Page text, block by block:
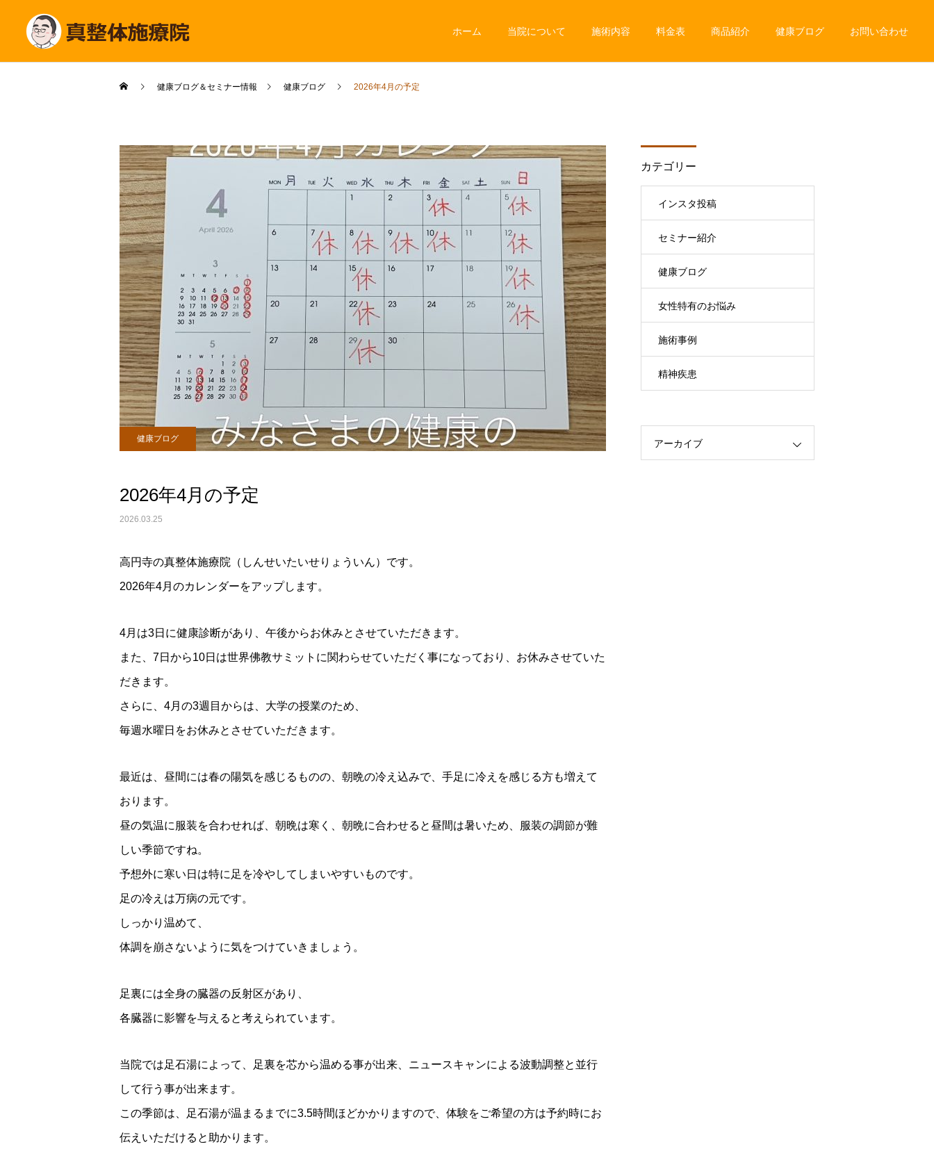
ホーム 当院について 施術内容 料金表 商品紹介 健康ブログ お問い合わせ
健康ブログ＆セミナー情報 健康ブログ 2026年4月の予定
健康ブログ
2026年4月の予定
2026.03.25
高円寺の真整体施療院（しんせいたいせりょういん）です。
2026年4月のカレンダーをアップします。
4月は3日に健康診断があり、午後からお休みとさせていただきます。
また、7日から10日は世界佛教サミットに関わらせていただく事になっており、お休みさせていた
だきます。
さらに、4月の3週目からは、大学の授業のため、
毎週水曜日をお休みとさせていただきます。
最近は、昼間には春の陽気を感じるものの、朝晩の冷え込みで、手足に冷えを感じる方も増えて
おります。
昼の気温に服装を合わせれば、朝晩は寒く、朝晩に合わせると昼間は暑いため、服装の調節が難
しい季節ですね。
予想外に寒い日は特に足を冷やしてしまいやすいものです。
足の冷えは万病の元です。
しっかり温めて、
体調を崩さないように気をつけていきましょう。
足裏には全身の臓器の反射区があり、
各臓器に影響を与えると考えられています。
当院では足石湯によって、足裏を芯から温める事が出来、ニュースキャンによる波動調整と並行
して行う事が出来ます。
この季節は、足石湯が温まるまでに3.5時間ほどかかりますので、体験をご希望の方は予約時にお
伝えいただけると助かります。
カテゴリー
インスタ投稿
セミナー紹介
健康ブログ
女性特有のお悩み
施術事例
精神疾患
アーカイブ